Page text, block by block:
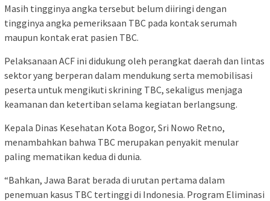
Masih tingginya angka tersebut belum diiringi dengan
tingginya angka pemeriksaan TBC pada kontak serumah
maupun kontak erat pasien TBC.
Pelaksanaan ACF ini didukung oleh perangkat daerah dan lintas
sektor yang berperan dalam mendukung serta memobilisasi
peserta untuk mengikuti skrining TBC, sekaligus menjaga
keamanan dan ketertiban selama kegiatan berlangsung.
Kepala Dinas Kesehatan Kota Bogor, Sri Nowo Retno,
menambahkan bahwa TBC merupakan penyakit menular
paling mematikan kedua di dunia.
“Bahkan, Jawa Barat berada di urutan pertama dalam
penemuan kasus TBC tertinggi di Indonesia. Program Eliminasi